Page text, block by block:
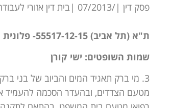
פסק דין |/07/2013 |בית דין אזורי לעבודה – תל אביב
ת"א (תל אביב) 55517-12-15- פלונית נגד עיריית בני ברק
שמות השופטים: ישי קורן
מטעם הצדדים, ובהעדר הסכמה להעמיד